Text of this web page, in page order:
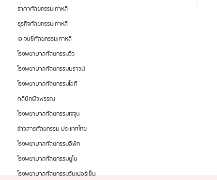
ราคาศัลยกรรมเกาหลี
ธุรกิจศัลยกรรมเกาหลี
เอเจนซี่ศัลยกรรมเกาหลี
โรงพยาบาลศัลยกรรมวิว
โรงพยาบาลศัลยกรรมบราวน์
โรงพยาบาลศัลยกรรมไอดี
คลินิกผิวพรรณ
โรงพยาบาลศัลยกรรมเจจุน
ข่าวสารศัลยกรรม ประเทศไทย
โรงพยาบาลศัลยกรรมอีพิก
โรงพยาบาลศัลยกรรมยูโน
โรงพยาบาลศัลยกรรมวันเปอร์เซ็น
(EU Oral & Maxillofacial Surgery)